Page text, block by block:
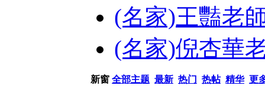
(名家)王豔老
(名家)倪杏華
新窗 全部主题 最新 热门 热帖 精华 更